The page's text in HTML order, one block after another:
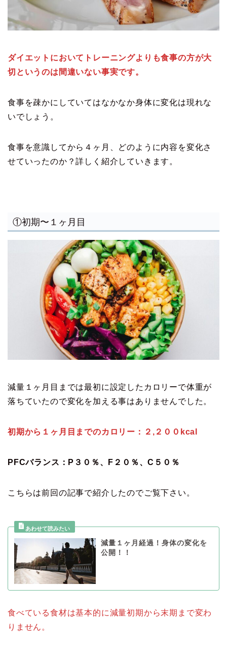
ダイエットにおいてトレーニングよりも食事の方が大
切というのは間違いない事実です。
食事を疎かにしていてはなかなか身体に変化は現れな
いでしょう。
食事を意識してから４ヶ月、どのように内容を変化さ
せていったのか？詳しく紹介していきます。
①初期〜１ヶ月目
減量１ヶ月目までは最初に設定したカロリーで体重が
落ちていたので変化を加える事はありませんでした。
初期から１ヶ月目までのカロリー：２,２００kcal
PFCバランス：P３０％、F２０％、C５０％
こちらは前回の記事で紹介したのでご覧下さい。
減量１ヶ月経過！身体の変化を
公開！！
食べている食材は基本的に減量初期から末期まで変わ
りません。